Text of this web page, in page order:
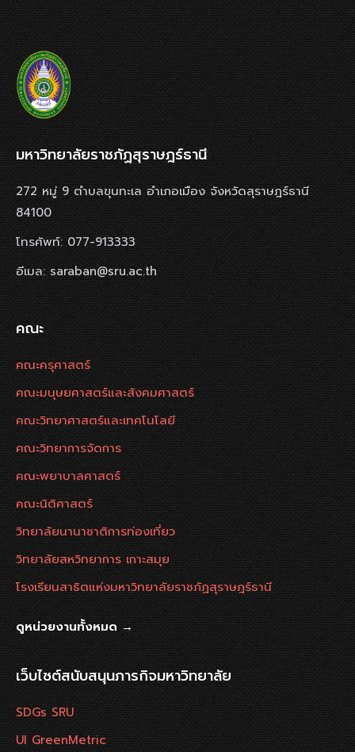
มหาวิทยาลัยราชภัฏสุราษฎร์ธานี
272 หมู่ 9 ตำบลขุนทะเล อำเภอเมือง จังหวัดสุราษฎร์ธานี
84100
โทรศัพท์: 077-913333
อีเมล: saraban@sru.ac.th
คณะ
คณะครุศาสตร์
คณะมนุษยศาสตร์และสังคมศาสตร์
คณะวิทยาศาสตร์และเทคโนโลยี
คณะวิทยาการจัดการ
คณะพยาบาลศาสตร์
คณะนิติศาสตร์
วิทยาลัยนานาชาติการท่องเที่ยว
วิทยาลัยสหวิทยาการ เกาะสมุย
โรงเรียนสาธิตแห่งมหาวิทยาลัยราชภัฏสุราษฎร์ธานี
ดูหน่วยงานทั้งหมด →
เว็บไซต์สนับสนุนภารกิจมหาวิทยาลัย
SDGs SRU
UI GreenMetric